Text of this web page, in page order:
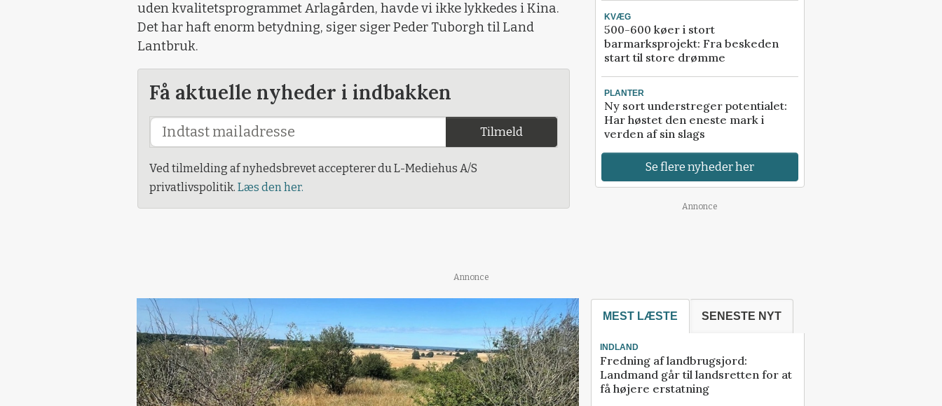
uden kvalitetsprogrammet Arlagården, havde vi ikke lykkedes i Kina.
Det har haft enorm betydning, siger siger Peder Tuborgh til Land
Lantbruk.
Få aktuelle nyheder i indbakken
Tilmeld
Ved tilmelding af nyhedsbrevet accepterer du L-Mediehus A/S
privatlivspolitik. Læs den her.
KVÆG
500-600 køer i stort
barmarksprojekt: Fra beskeden
start til store drømme
PLANTER
Ny sort understreger potentialet:
Har høstet den eneste mark i
verden af sin slags
Se flere nyheder her
Annonce
Annonce
MEST LÆSTE SENESTE NYT
INDLAND
Fredning af landbrugsjord:
Landmand går til landsretten for at
få højere erstatning